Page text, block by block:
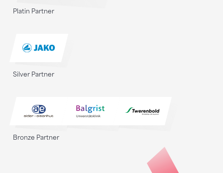
Platin Partner
Silver Partner
Bronze Partner